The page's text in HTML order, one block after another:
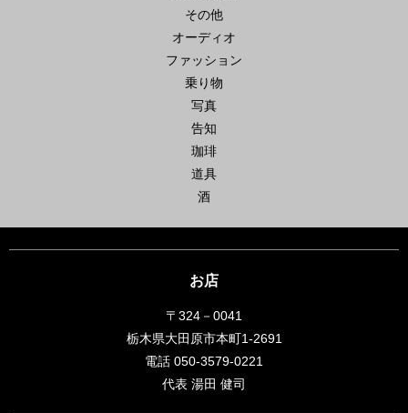
その他
オーディオ
ファッション
乗り物
写真
告知
珈琲
道具
酒
お店
〒324－0041
栃木県大田原市本町1-2691
電話 050-3579-0221
代表 湯田 健司